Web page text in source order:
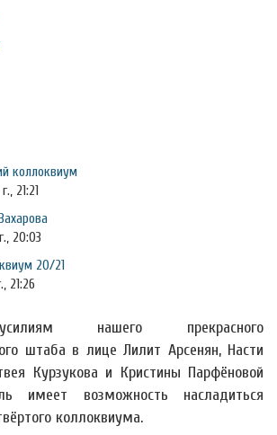
коллоквиум
21:21
20:03
20/21
21:26
нашего прекрасного
штаба в лице Лилит Арсенян, Насти
Курзукова и Кристины Парфёновой
имеет возможность насладиться
коллоквиума.